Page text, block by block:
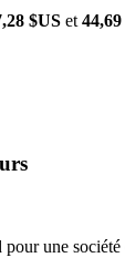
$US et
une société